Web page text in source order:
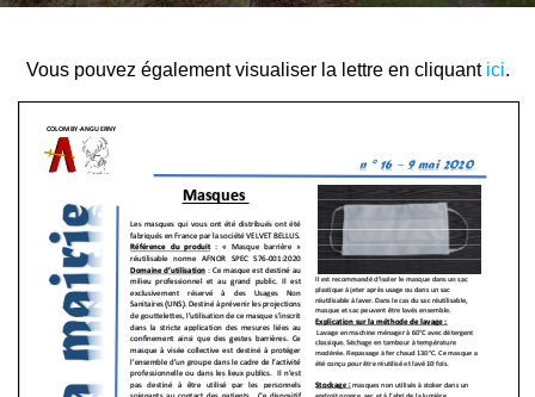
Vous pouvez également visualiser la lettre en cliquant ici.